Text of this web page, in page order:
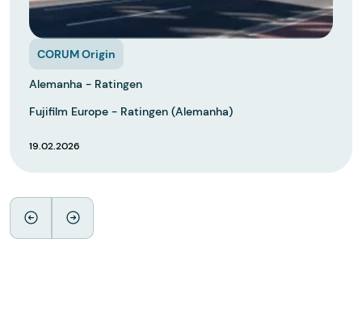
CORUM Origin
Alemanha - Ratingen
Fujifilm Europe - Ratingen (Alemanha)
19.02.2026